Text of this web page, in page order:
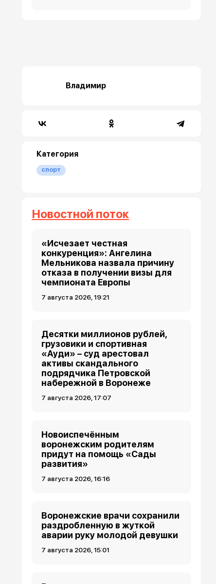
Владимир
Категория
спорт
Новостной поток
«Исчезает честная
конкуренция»: Ангелина
Мельникова назвала причину
отказа в получении визы для
чемпионата Европы
7 августа 2026, 19:21
Десятки миллионов рублей,
грузовики и спортивная
«Ауди» – суд арестовал
активы скандального
подрядчика Петровской
набережной в Воронеже
7 августа 2026, 17:07
Новоиспечённым
воронежским родителям
придут на помощь «Сады
развития»
7 августа 2026, 16:16
Воронежские врачи сохранили
раздробленную в жуткой
аварии руку молодой девушки
7 августа 2026, 15:01